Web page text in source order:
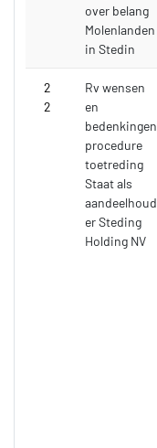
over belang
Molenlanden
in Stedin
2
2
Rv wensen
en
bedenkingen
procedure
toetreding
Staat als
aandeelhoud
er Steding
Holding NV